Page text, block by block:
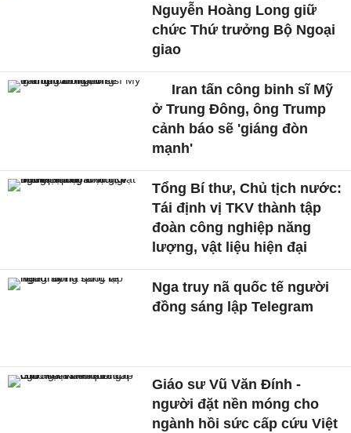
Nguyễn Hoàng Long giữ
chức Thứ trưởng Bộ Ngoại
giao
Iran tấn công binh sĩ Mỹ
ở Trung Đông, ông Trump
cảnh báo sẽ 'giáng đòn
mạnh'
Tổng Bí thư, Chủ tịch nước:
Tái định vị TKV thành tập
đoàn công nghiệp năng
lượng, vật liệu hiện đại
Nga truy nã quốc tế người
đồng sáng lập Telegram
Giáo sư Vũ Văn Đính -
người đặt nền móng cho
ngành hồi sức cấp cứu Việt